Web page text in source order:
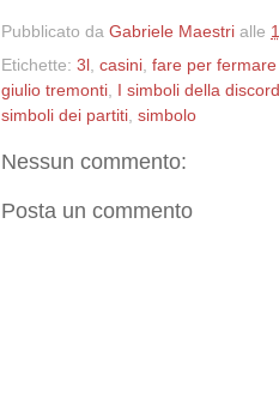
Pubblicato da Gabriele Maestri alle
Etichette: 3l casini fare per
giulio tremonti I simboli della
simboli dei partiti simbolo
Nessun commento:
Posta un commento